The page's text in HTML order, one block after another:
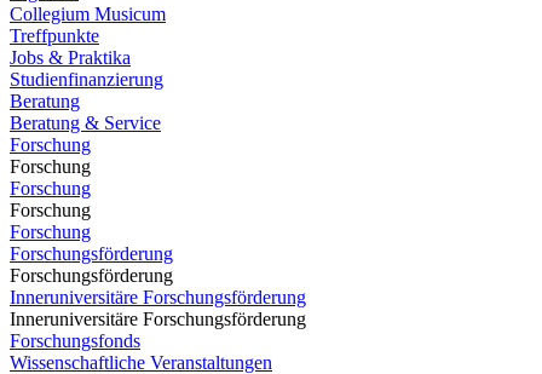
Collegium Musicum
Treffpunkte
Jobs & Praktika
Studienfinanzierung
Beratung
Beratung & Service
Forschung
Forschung
Forschung
Forschung
Forschung
Forschungsförderung
Forschungsförderung
Inneruniversitäre Forschungsförderung
Inneruniversitäre Forschungsförderung
Forschungsfonds
Wissenschaftliche Veranstaltungen